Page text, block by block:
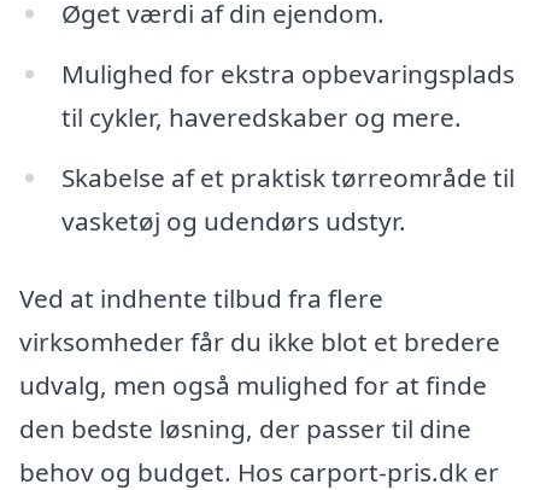
Øget værdi af din ejendom.
Mulighed for ekstra opbevaringsplads
til cykler, haveredskaber og mere.
Skabelse af et praktisk tørreområde til
vasketøj og udendørs udstyr.
Ved at indhente tilbud fra flere
virksomheder får du ikke blot et bredere
udvalg, men også mulighed for at finde
den bedste løsning, der passer til dine
behov og budget. Hos carport-pris.dk er